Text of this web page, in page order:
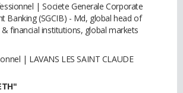
| Societe Generale Corporate
Banking (SGCIB) - Md, global head of
financial institutions, global markets
| LAVANS LES SAINT CLAUDE